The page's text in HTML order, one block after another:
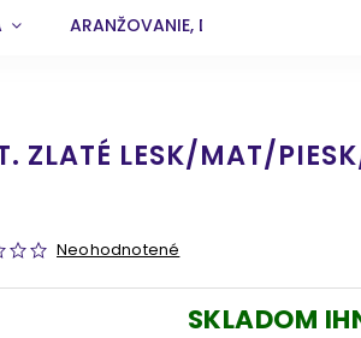
ARANŽOVANIE, DEKOROVANIE
ZLATÉ LESK/MAT/
Neohodnotené
SKLADOM